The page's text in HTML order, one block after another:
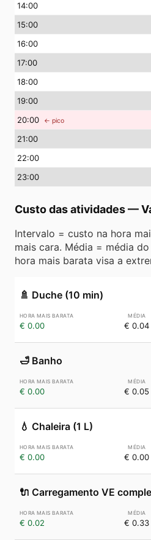
14:00
15:00
16:00
17:00
18:00
19:00
20:00 ← pico
21:00
22:00
23:00
Custo das atividades—
Intervalo = custo na hora
mais cara. Média = média
hora mais barata visa a
🚿 Duche (10 min)
€ 0.00 € 0.04
🛁 Banho
€ 0.00 € 0.05
💧 Chaleira (1 L)
€ 0.00 € 0.00
🔌 Carregamento VE
€ 0.02 € 0.33